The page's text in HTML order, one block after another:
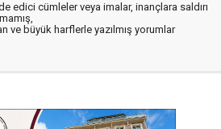
edici cümleler veya imalar, inançlara saldırı
ve büyük harflerle yazılmış yorumlar